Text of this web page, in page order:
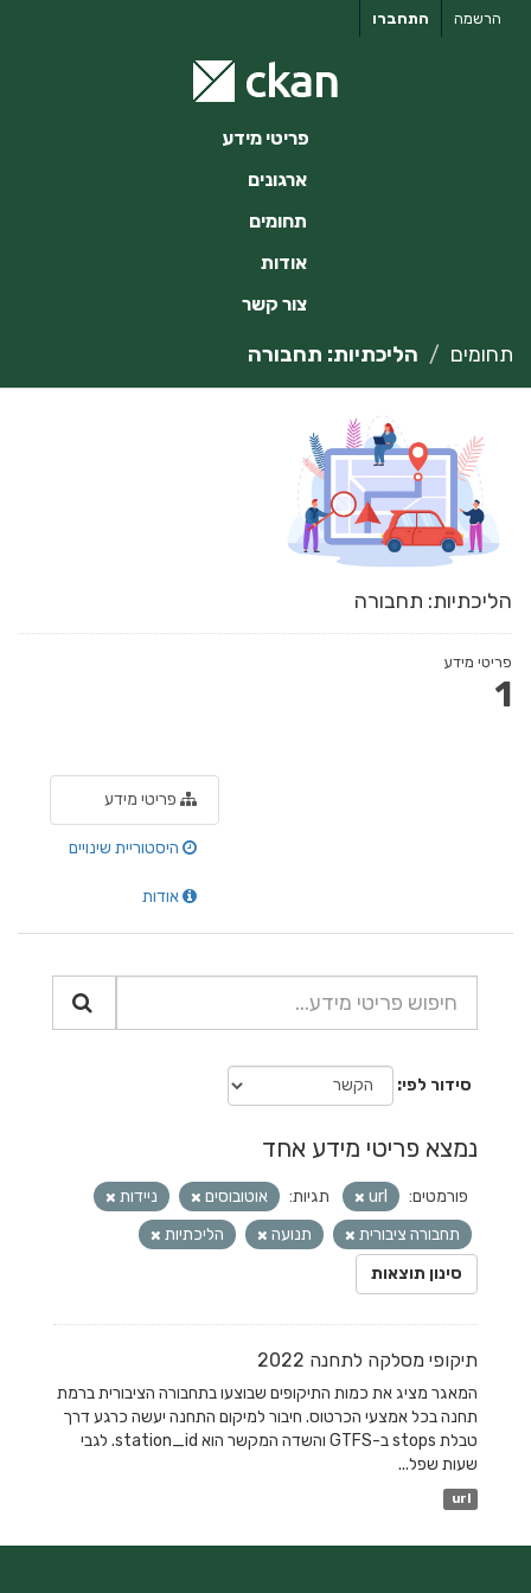
התחברו הרשמה
פריטי מידע
ארגונים
תחומים
אודות
צור קשר
תחומים הליכתיות: תחבורה
הליכתיות: תחבורה
פריטי מידע
1
פריטי מידע
היסטוריית שינויים
אודות
סידור לפי
נמצא פריטי מידע אחד
פורמטים: url תגיות: אוטובוסים
ניידות
תחבורה ציבורית
תנועה
הליכתיות
סינון תוצאות
תיקופי מסלקה לתחנה 2022
המאגר מציג את כמות התיקופים שבוצעו בתחבורה הציבורית ברמת
תחנה בכל אמצעי הכרטוס. חיבור למיקום התחנה יעשה כרגע דרך
טבלת stops ב-GTFS והשדה המקשר הוא station_id. לגבי
שעות שפל...
url